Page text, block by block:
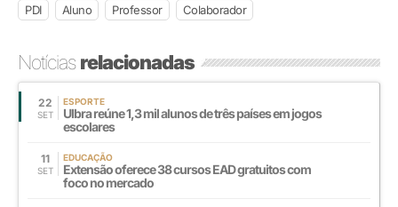
PDI Aluno Professor Colaborador
Notíciasrelacionadas
22
SET
ESPORTE
Ulbra reúne 1,3 mil alunos de três países em jogos
escolares
11
SET
EDUCAÇÃO
Extensão oferece 38 cursos EAD gratuitos com
foco no mercado